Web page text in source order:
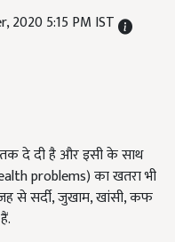
2020 5:15 PM IST
दे दी है और इसी के साथ
problems) का खतरा भी
से सर्दी, जुखाम, खांसी, कफ